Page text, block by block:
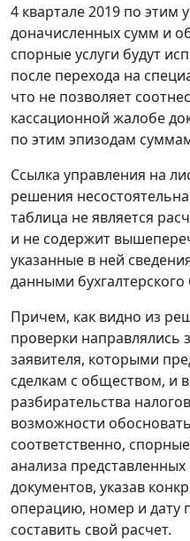
4 квартале 2019 по этим
доначисленных сумм и
спорные услуги будут
после перехода на
что не позволяет
кассационной жалобе
по этим эпизодам
Ссылка управления на
решения
таблица не является
и не содержит
указанные в ней
данными бухгалтерского
Причем, как видно из
проверки направлялись
заявителя, которыми
сделкам с обществом, и
разбирательства
возможности
соответственно,
анализа
документов, указав
операцию, номер и дату
составить свой расчет.